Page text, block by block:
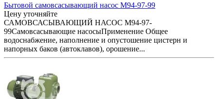
Бытовой самовсасывающий насос M94-97-99
Цену уточняйте
САМОВСАСЫВАЮЩИЙ НАСОС M94-97-
99Самовсасывающие насосыПрименение Общее
водоснабжение, наполнение и опустошение цистерн и
напорных баков (автоклавов), орошение...